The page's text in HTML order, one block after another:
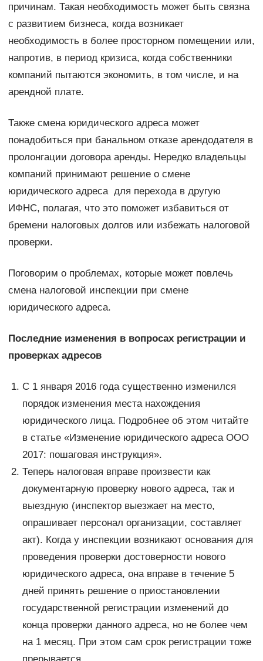
причинам. Такая необходимость может быть связна
с развитием бизнеса, когда возникает
необходимость в более просторном помещении или,
напротив, в период кризиса, когда собственники
компаний пытаются экономить, в том числе, и на
арендной плате.
Также смена юридического адреса может
понадобиться при банальном отказе арендодателя в
пролонгации договора аренды. Нередко владельцы
компаний принимают решение о смене
юридического адреса для перехода в другую
ИФНС, полагая, что это поможет избавиться от
бремени налоговых долгов или избежать налоговой
проверки.
Поговорим о проблемах, которые может повлечь
смена налоговой инспекции при смене
юридического адреса.
Последние изменения в вопросах регистрации и
проверках адресов
С 1 января 2016 года существенно изменился
порядок изменения места нахождения
юридического лица. Подробнее об этом читайте
в статье «Изменение юридического адреса ООО
2017: пошаговая инструкция».
Теперь налоговая вправе произвести как
документарную проверку нового адреса, так и
выездную (инспектор выезжает на место,
опрашивает персонал организации, составляет
акт). Когда у инспекции возникают основания для
проведения проверки достоверности нового
юридического адреса, она вправе в течение 5
дней принять решение о приостановлении
государственной регистрации изменений до
конца проверки данного адреса, но не более чем
на 1 месяц. При этом сам срок регистрации тоже